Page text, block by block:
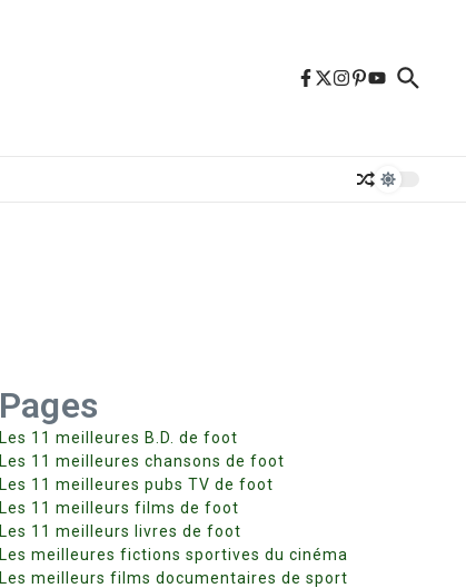
Pages
Les 11 meilleures B.D. de foot
Les 11 meilleures chansons de foot
Les 11 meilleures pubs TV de foot
Les 11 meilleurs films de foot
Les 11 meilleurs livres de foot
Les meilleures fictions sportives du cinéma
Les meilleurs films documentaires de sport